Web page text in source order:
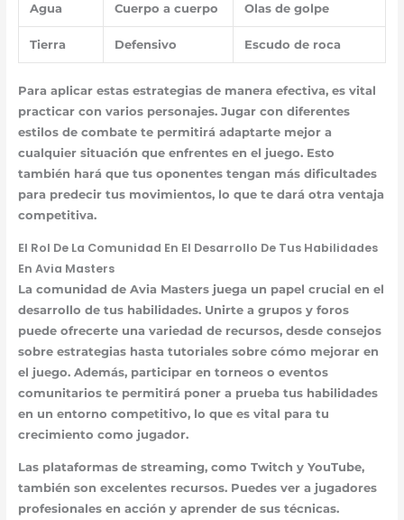
Agua Cuerpo a cuerpo Olas de golpe
Tierra Defensivo Escudo de roca
Para aplicar estas estrategias de manera efectiva, es vital
practicar con varios personajes. Jugar con diferentes
estilos de combate te permitirá adaptarte mejor a
cualquier situación que enfrentes en el juego. Esto
también hará que tus oponentes tengan más dificultades
para predecir tus movimientos, lo que te dará otra ventaja
competitiva.
El Rol De La Comunidad En El Desarrollo De Tus Habilidades
En Avia Masters
La comunidad de Avia Masters juega un papel crucial en el
desarrollo de tus habilidades. Unirte a grupos y foros
puede ofrecerte una variedad de recursos, desde consejos
sobre estrategias hasta tutoriales sobre cómo mejorar en
el juego. Además, participar en torneos o eventos
comunitarios te permitirá poner a prueba tus habilidades
en un entorno competitivo, lo que es vital para tu
crecimiento como jugador.
Las plataformas de streaming, como Twitch y YouTube,
también son excelentes recursos. Puedes ver a jugadores
profesionales en acción y aprender de sus técnicas.